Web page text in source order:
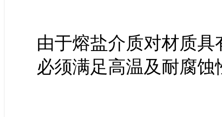
由于熔盐介质对材质
必须满足高温及耐腐蚀